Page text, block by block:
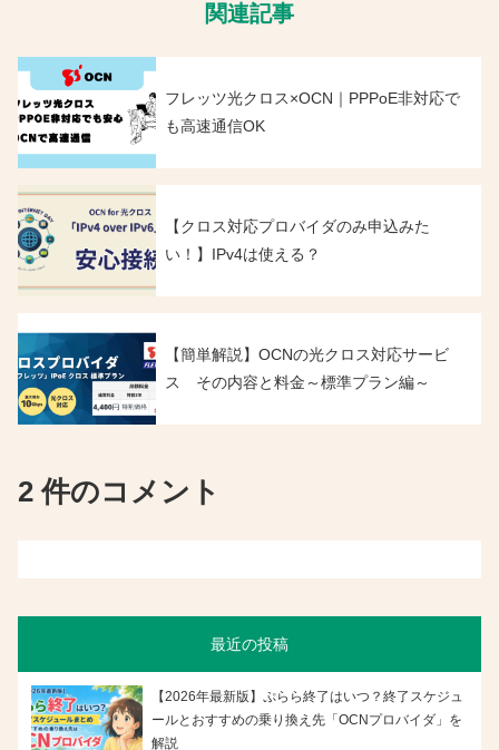
関連記事
フレッツ光クロス×OCN｜PPPoE非対応で
も高速通信OK
【クロス対応プロバイダのみ申込みた
い！】IPv4は使える？
【簡単解説】OCNの光クロス対応サービ
ス その内容と料金～標準プラン編～
2 件のコメント
最近の投稿
【2026年最新版】ぷらら終了はいつ？終了スケジュ
ールとおすすめの乗り換え先「OCNプロバイダ」を
解説